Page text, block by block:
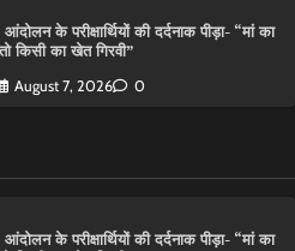
के परीक्षार्थियों की दर्दनाक पीड़ा- “मां का
किसी का खेत गिरवी”
August 7, 2026 0
के परीक्षार्थियों की दर्दनाक पीड़ा- “मां का